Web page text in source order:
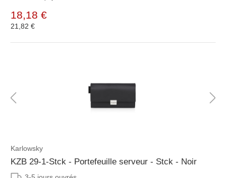
18,18 €
21,82 €
Karlowsky
KZB 29-1-Stck - Portefeuille serveur - Stck - Noir